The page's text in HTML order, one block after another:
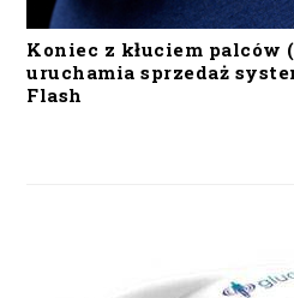
Koniec z kłuciem palców
uruchamia sprzedaż
Flash